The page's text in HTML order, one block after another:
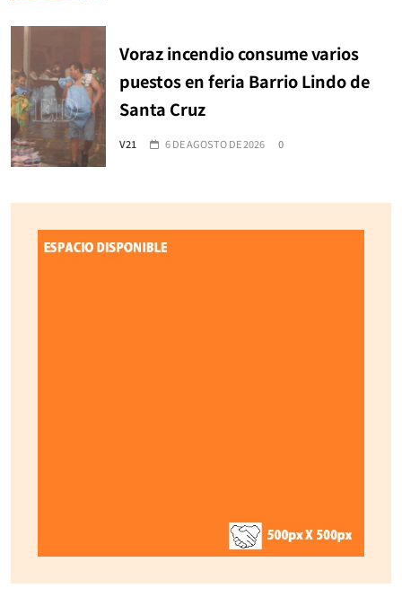
Voraz incendio consume varios
puestos en feria Barrio Lindo de
Santa Cruz
V21 6 DE AGOSTO DE 2026 0